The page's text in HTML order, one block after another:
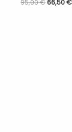
95,00€66,50€